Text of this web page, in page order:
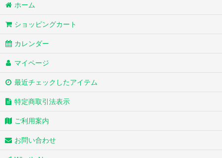
ホーム
ショッピングカート
カレンダー
マイページ
最近チェックしたアイテム
特定商取引法表示
ご利用案内
お問い合わせ